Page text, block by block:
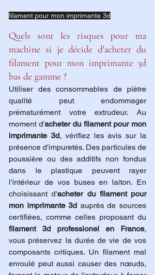
filament pour mon imprimante 3d
Quels sont les risques pour ma
machine si je décide d'acheter du
filament pour mon imprimante 3d
bas de gamme ?
Utiliser des consommables de piètre
qualité peut endommager
prématurément votre extrudeur. Au
moment d'acheter du filament pour mon
imprimante 3d, vérifiez les avis sur la
présence d'impuretés. Des particules de
poussière ou des additifs non fondus
dans le plastique peuvent rayer
l'intérieur de vos buses en laiton. En
choisissant d'acheter du filament pour
mon imprimante 3d auprès de sources
filament 3d professionel en France,
vous préservez la durée de vie de vos
composants critiques. Un filament mal
enroulé peut aussi causer des nœuds,